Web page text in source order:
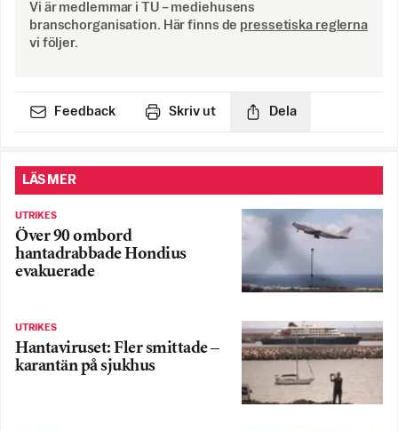
Vi är medlemmar i TU – mediehusens
branschorganisation. Här finns de pressetiska reglerna
vi följer.
Feedback Skriv ut Dela
LÄS MER
UTRIKES
Över 90 ombord
hantadrabbade Hondius
evakuerade
UTRIKES
Hantaviruset: Fler smittade –
karantän på sjukhus